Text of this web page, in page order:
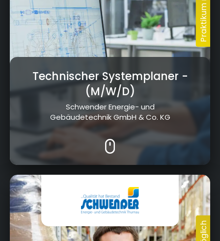
Technischer Systemplaner -
(M/W/D)
Schwender Energie- und
Gebäudetechnik GmbH & Co. KG